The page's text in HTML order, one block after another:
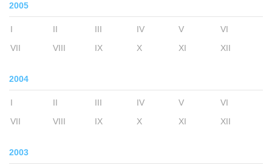
2005
I II III IV V
VI
VII
VIII IX X XI XII
2004
I II III IV V
VI
VII
VIII IX X XI XII
2003